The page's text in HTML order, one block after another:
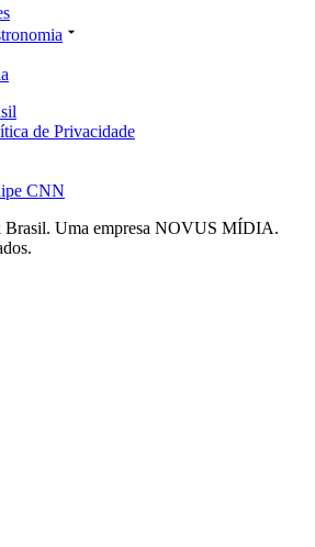
de Privacidade
CNN
Uma empresa NOVUS MÍDIA.